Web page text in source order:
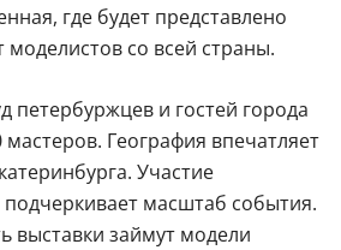
где будет представлено
со всей страны.
петербуржцев и гостей города
мастеров. География впечатляет
Участие
масштаб события.
выставки займут модели